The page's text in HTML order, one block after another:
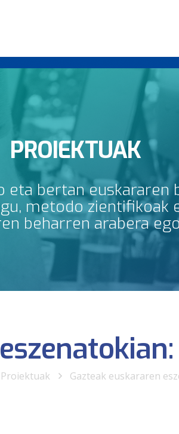
PROIEKTUAK
bertan
metodo zientifikoak
beharren arabera
Proiektuak Gazteak euskararen